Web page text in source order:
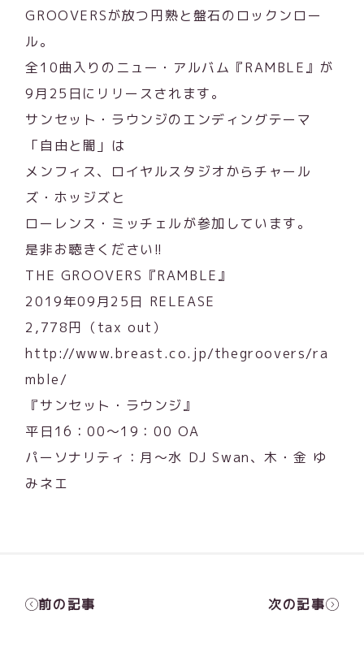
GROOVERSが放つ円熟と盤石のロックンロー
ル。
全10曲入りのニュー・アルバム『RAMBLE』が
9月25日にリリースされます。
サンセット・ラウンジのエンディングテーマ
「自由と闇」は
メンフィス、ロイヤルスタジオからチャール
ズ・ホッジズと
ローレンス・ミッチェルが参加しています。
是非お聴きください!!
THE GROOVERS『RAMBLE』
2019年09月25日 RELEASE
2,778円（tax out）
http://www.breast.co.jp/thegroovers/ra
mble/
『サンセット・ラウンジ』
平日16：00～19：00 OA
パーソナリティ：月～水 DJ Swan、木・金 ゆ
みネエ
前の記事 次の記事